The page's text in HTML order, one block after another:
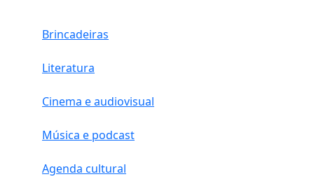
Brincadeiras
Literatura
Cinema e audiovisual
Música e podcast
Agenda cultural